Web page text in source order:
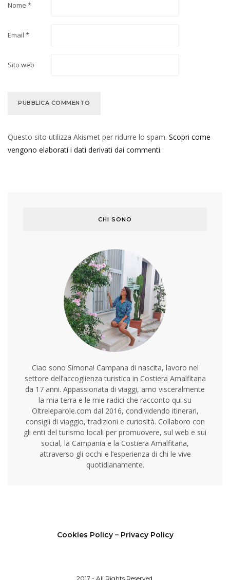
Nome *
Email *
Sito web
Questo sito utilizza Akismet per ridurre lo spam. Scopri come
vengono elaborati i dati derivati dai commenti.
CHI SONO
Ciao sono Simona! Campana di nascita, lavoro nel
settore dell’accoglienza turistica in Costiera Amalfitana
da 17 anni. Appassionata di viaggi, amo visceralmente
la mia terra e le mie radici che racconto qui su
Oltreleparole.com dal 2016, condividendo itinerari,
consigli di viaggio, tradizioni e curiosità. Collaboro con
gli enti del turismo locali per promuovere, sul web e sui
social, la Campania e la Costiera Amalfitana,
attraverso gli occhi e l’esperienza di chi le vive
quotidianamente.
Cookies Policy – Privacy Policy
2017 - All Rights Reserved.